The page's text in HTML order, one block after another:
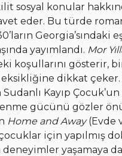
sosyal konular
eder. Bu türde
Georgia’sındaki
yayımlandı. Mor
koşullarını gösterir,
dikkat çeker.
Kayıp
gücünü gözler
Home and Away(Evde
için yapılmış
yaşamaya